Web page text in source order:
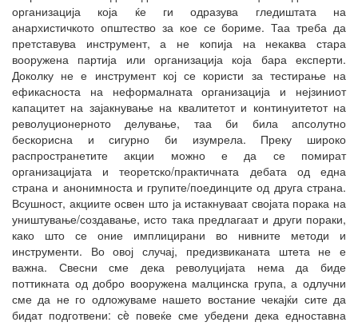
организација која ќе ги одразува гледиштата на
анархистичкото општество за кое се бориме. Таа треба да
претставува инструмент, а не копија на некаква стара
вооружена партија или организација која бара експерти.
Доколку не е инструмент кој се користи за тестирање на
ефикасноста на неформалната организација и нејзиниот
капацитет на зајакнување на квалитетот и континуитетот на
револуционерното делување, таа би била апсолутно
бескорисна и сигурно би изумрела. Преку широко
распространетите акции можно е да се помират
организацијата и теоретско/практичната дебата од една
страна и анонимноста и групите/поединците од друга страна.
Всушност, акциите освен што ја истакнуваат својата порака на
уништување/создавање, исто така предлагаат и други пораки,
како што се оние имплицирани во нивните методи и
инструменти. Во овој случај, предизвиканата штета не е
важна. Свесни сме дека револуцијата нема да биде
поттикната од добро вооружена малцинска група, а одлучни
сме да не го одложуваме нашето востание чекајќи сите да
бидат подготвени: сè повеќе сме убедени дека едноставна